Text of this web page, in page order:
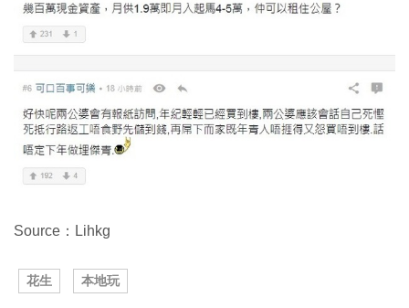
Source：Lihkg
花生 本地玩